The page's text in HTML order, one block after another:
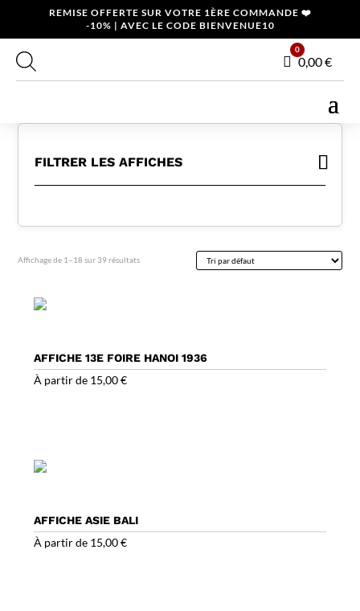
REMISE OFFERTE SUR VOTRE 1ÈRE COMMANDE ❤️
-10% | AVEC LE CODE BIENVENUE10
Panier
0
0,00€
FILTRER LES AFFICHES
Affichage de 1–18 sur 39 résultats
AFFICHE 13E FOIRE HANOI 1936
À partir de 15,00€
AFFICHE ASIE BALI
À partir de 15,00€